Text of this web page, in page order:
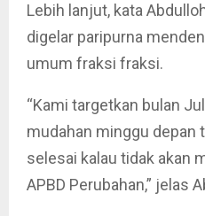
Lebih lanjut, kata
digelar paripurna
umum fraksi fraksi.
“Kami targetkan bulan
mudahan minggu depan
selesai kalau tidak akan
APBD Perubahan,” jelas